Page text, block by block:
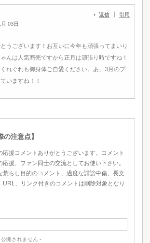
03日
返信 引用
うございます！お互いに今年も頑張ってまいり
んは人気商売ですから正月は頑張り時ですね！
れぐれも御身体ご自愛ください。あ、3月のプ
いますね！！
の注意点】
応援コメントありがとうございます。コメント
援、ファン同士の交流としてお使い下さい。
荒らし目的のコメント、過度な誹謗中傷、長文
URL、リンク付きのコメントは削除対象となり
開されません -